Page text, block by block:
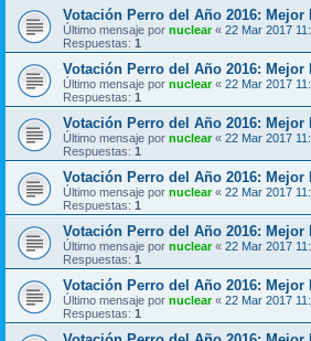
Votación Perro del Año 2016: Mejor
Último mensaje por nuclear« 22 Mar 2017
Respuestas: 1
Votación Perro del Año 2016: Mejor
Último mensaje por nuclear« 22 Mar 2017
Respuestas: 1
Votación Perro del Año 2016: Mejor
Último mensaje por nuclear« 22 Mar 2017
Respuestas: 1
Votación Perro del Año 2016: Mejor
Último mensaje por nuclear« 22 Mar 2017
Respuestas: 1
Votación Perro del Año 2016: Mejor
Último mensaje por nuclear« 22 Mar 2017
Respuestas: 1
Votación Perro del Año 2016: Mejor
Último mensaje por nuclear« 22 Mar 2017
Respuestas: 1